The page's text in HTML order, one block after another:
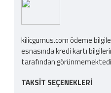
kilicgumus.com ödeme
esnasında kredi kartı
tarafından
TAKSIT SEÇENEKLERI